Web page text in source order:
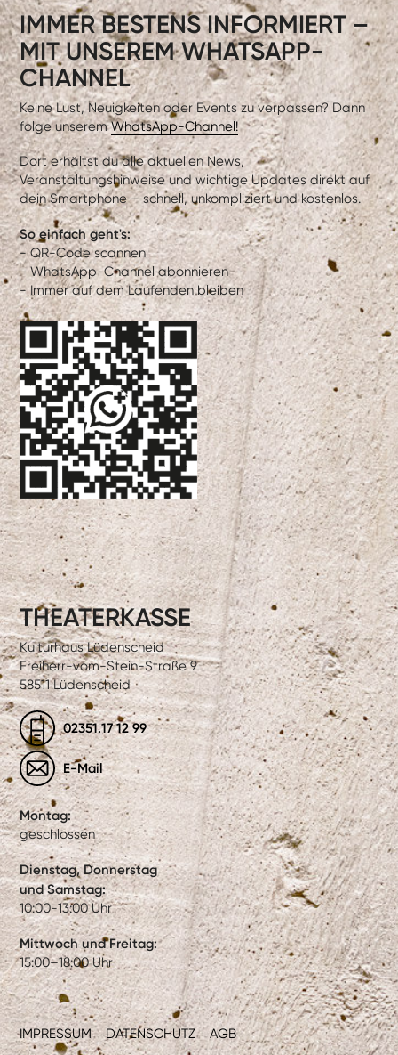
IMMER BESTENS INFORMIERT –
MIT UNSEREM WHATSAPP-
CHANNEL
Keine Lust, Neuigkeiten oder Events zu verpassen? Dann
folge unseremWhatsApp-Channel!
Dort erhältst du alle aktuellen News,
Veranstaltungshinweise und wichtige Updates direkt auf
dein Smartphone – schnell, unkompliziert und kostenlos.
So einfach geht's:
- QR-Code scannen
- WhatsApp-Channel abonnieren
- Immer auf dem Laufenden bleiben
IMPRESSUM DATENSCHUTZ AGB
THEATERKASSE
Kulturhaus Lüdenscheid
Freiherr-vom-Stein-Straße 9
58511 Lüdenscheid
02351.17 12 99
E-Mail
Montag:
geschlossen
Dienstag, Donnerstag
und Samstag:
10:00-13:00 Uhr
Mittwoch und Freitag:
15:00–18:00 Uhr